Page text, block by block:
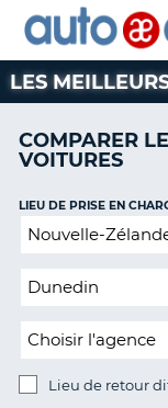
LOCATION
DE
VOITURES
CAR
AUTO
EUROPE
LOCATION
DE
VOITURES
CAMPING-
PARTENAIRE
SUPPORT
COMPTE
MA
LES
COMPARER
VOITURES
Lieu
retour
LIEU DE PRISE EN
Lieu de retour